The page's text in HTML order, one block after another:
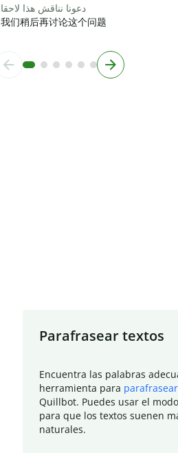
دعونا نناقش هذا لاحقا
我们稍后再讨论这个问题
Parafrasear textos
Encuentra las palabras
herramienta para parafrasear
Quillbot. Puedes usar el modo
para que los textos suenen
naturales.